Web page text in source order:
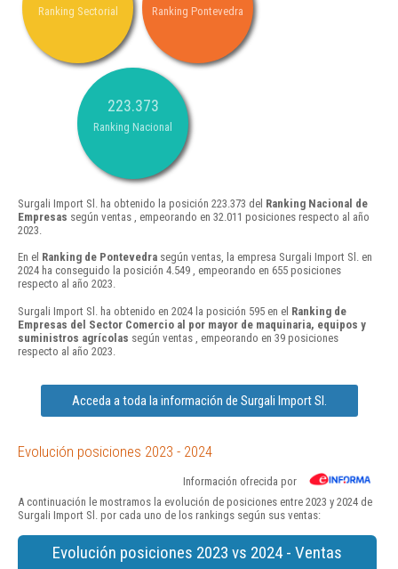
Ranking Sectorial Ranking Pontevedra
223.373
Ranking Nacional
Surgali Import Sl. ha obtenido la posición 223.373 del Ranking Nacional de
Empresas según ventas , empeorando en 32.011 posiciones respecto al año
2023.
En el Ranking de Pontevedra según ventas, la empresa Surgali Import Sl. en
2024 ha conseguido la posición 4.549 , empeorando en 655 posiciones
respecto al año 2023.
Surgali Import Sl. ha obtenido en 2024 la posición 595 en el Ranking de
Empresas del Sector Comercio al por mayor de maquinaria, equipos y
suministros agrícolas según ventas , empeorando en 39 posiciones
respecto al año 2023.
Acceda a toda la información de Surgali Import Sl.
Evolución posiciones 2023 - 2024
Información ofrecida por
A continuación le mostramos la evolución de posiciones entre 2023 y 2024 de
Surgali Import Sl. por cada uno de los rankings según sus ventas:
Evolución posiciones 2023 vs 2024 - Ventas